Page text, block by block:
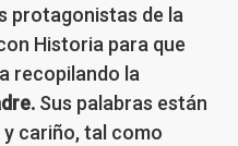
protagonistas de la
Historia para que
recopilando la
Sus palabras están
y cariño, tal como